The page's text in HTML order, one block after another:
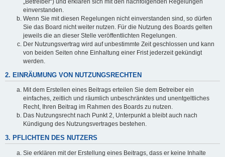
„Betreiber“) und erklären sich mit den nachfolgenden Regelungen
einverstanden.
Wenn Sie mit diesen Regelungen nicht einverstanden sind, so dürfen
Sie das Board nicht weiter nutzen. Für die Nutzung des Boards gelten
jeweils die an dieser Stelle veröffentlichten Regelungen.
Der Nutzungsvertrag wird auf unbestimmte Zeit geschlossen und kann
von beiden Seiten ohne Einhaltung einer Frist jederzeit gekündigt
werden.
2. EINRÄUMUNG VON NUTZUNGSRECHTEN
Mit dem Erstellen eines Beitrags erteilen Sie dem Betreiber ein
einfaches, zeitlich und räumlich unbeschränktes und unentgeltliches
Recht, Ihren Beitrag im Rahmen des Boards zu nutzen.
Das Nutzungsrecht nach Punkt 2, Unterpunkt a bleibt auch nach
Kündigung des Nutzungsvertrages bestehen.
3. PFLICHTEN DES NUTZERS
Sie erklären mit der Erstellung eines Beitrags, dass er keine Inhalte